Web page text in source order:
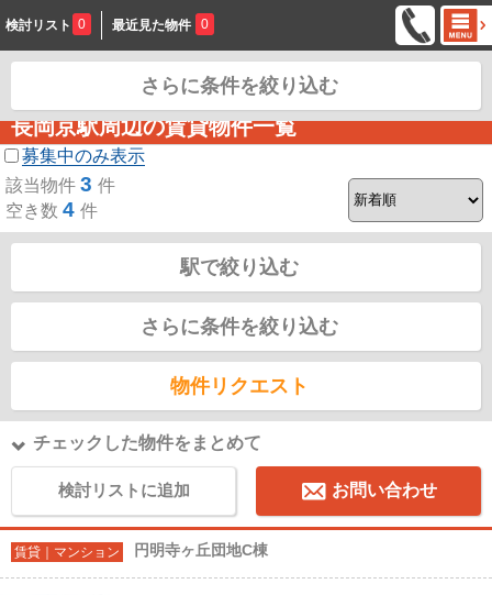
検討リスト 0 最近見た物件 0
長岡京駅周辺の賃貸物件一覧
募集中のみ表示
該当物件 3 件
空き数 4 件
駅で絞り込む
さらに条件を絞り込む
物件リクエスト
チェックした物件をまとめて
検討リストに追加 お問い合わせ
賃貸｜マンション 円明寺ヶ丘団地C棟
さらに条件を絞り込む